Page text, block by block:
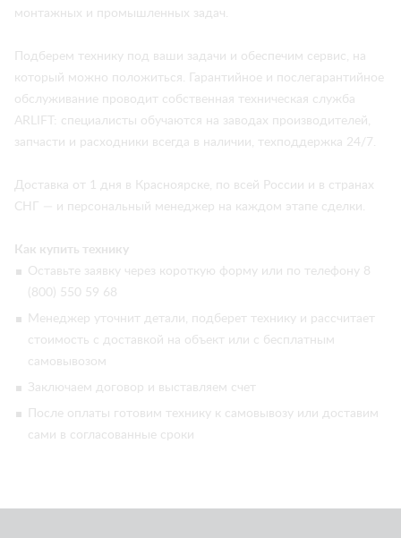
монтажных и промышленных задач.
Подберем технику под ваши задачи и обеспечим сервис, на
который можно положиться. Гарантийное и послегарантийное
обслуживание проводит собственная техническая служба
ARLIFT: специалисты обучаются на заводах производителей,
запчасти и расходники всегда в наличии, техподдержка 24/7.
Доставка от 1 дня в Красноярске, по всей России и в странах
СНГ — и персональный менеджер на каждом этапе сделки.
Как купить технику
Оставьте заявку через короткую форму или по телефону 8
(800) 550 59 68
Менеджер уточнит детали, подберет технику и рассчитает
стоимость с доставкой на объект или с бесплатным
самовывозом
Заключаем договор и выставляем счет
После оплаты готовим технику к самовывозу или доставим
сами в согласованные сроки